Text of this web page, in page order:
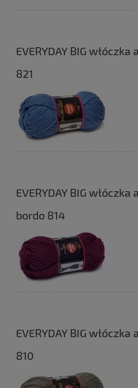
EVERYDAY BIG
821
EVERYDAY BIG
bordo 814
EVERYDAY BIG
810